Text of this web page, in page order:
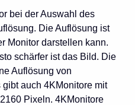
bei der Auswahl des
Die Auflösung ist
Monitor darstellen kann.
schärfer ist das Bild. Die
Auflösung von
auch 4KMonitore mit
Pixeln. 4KMonitore